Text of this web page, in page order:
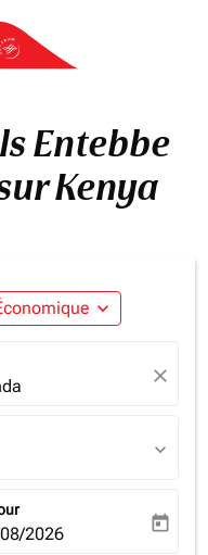
Entebbe
Kenya
expand_more
close
expand_more
label return-date-aria-
2026 today